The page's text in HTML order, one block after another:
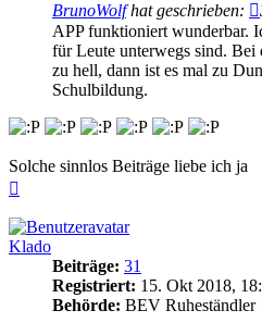
BrunoWolfhat geschrieben:
APP funktioniert wunderbar.
für Leute unterwegs sind. Bei
zu hell, dann ist es mal zu
Schulbildung.
Solche sinnlos Beiträge liebe ich ja
Klado
Beiträge: 31
Registriert: 15. Okt 2018,
Behörde: BEV Ruheständler